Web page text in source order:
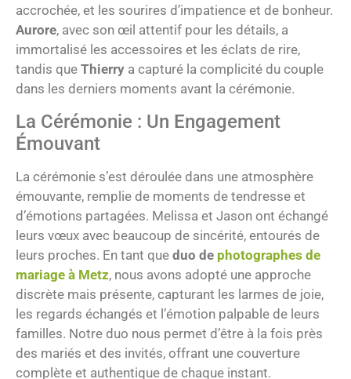
accrochée, et les sourires d’impatience et de bonheur.
Aurore, avec son œil attentif pour les détails, a
immortalisé les accessoires et les éclats de rire,
tandis que Thierry a capturé la complicité du couple
dans les derniers moments avant la cérémonie.
La Cérémonie : Un Engagement
Émouvant
La cérémonie s’est déroulée dans une atmosphère
émouvante, remplie de moments de tendresse et
d’émotions partagées. Melissa et Jason ont échangé
leurs vœux avec beaucoup de sincérité, entourés de
leurs proches. En tant que duo de photographes de
mariage à Metz, nous avons adopté une approche
discrète mais présente, capturant les larmes de joie,
les regards échangés et l’émotion palpable de leurs
familles. Notre duo nous permet d’être à la fois près
des mariés et des invités, offrant une couverture
complète et authentique de chaque instant.